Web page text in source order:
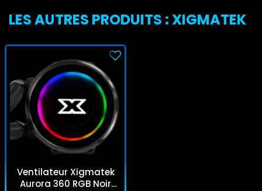
LES AUTRES PRODUITS : XIGMATEK
Ventilateur Xigmatek
Aurora 360 RGB Noir